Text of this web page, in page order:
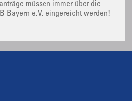
müssen immer über die
Bayern e.V. eingereicht werden!